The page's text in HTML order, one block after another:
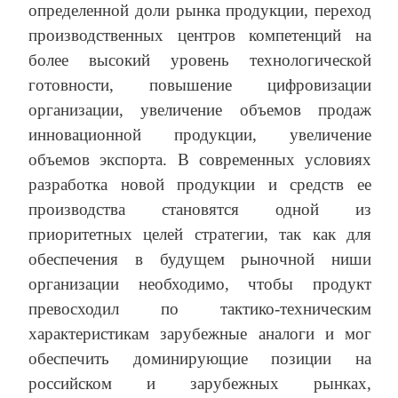
определенной доли рынка продукции, переход
производственных центров компетенций на
более высокий уровень технологической
готовности, повышение цифровизации
организации, увеличение объемов продаж
инновационной продукции, увеличение
объемов экспорта. В современных условиях
разработка новой продукции и средств ее
производства становятся одной из
приоритетных целей стратегии, так как для
обеспечения в будущем рыночной ниши
организации необходимо, чтобы продукт
превосходил по тактико-техническим
характеристикам зарубежные аналоги и мог
обеспечить доминирующие позиции на
российском и зарубежных рынках,